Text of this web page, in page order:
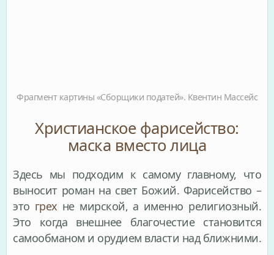
Фрагмент картины «Сборщики податей». Квентин Массейс
Христианское фарисейство:
маска вместо лица
Здесь мы подходим к самому главному, что
выносит роман на свет Божий. Фарисейство –
это грех не мирской, а именно религиозный.
Это когда внешнее благочестие становится
самообманом и орудием власти над ближними.